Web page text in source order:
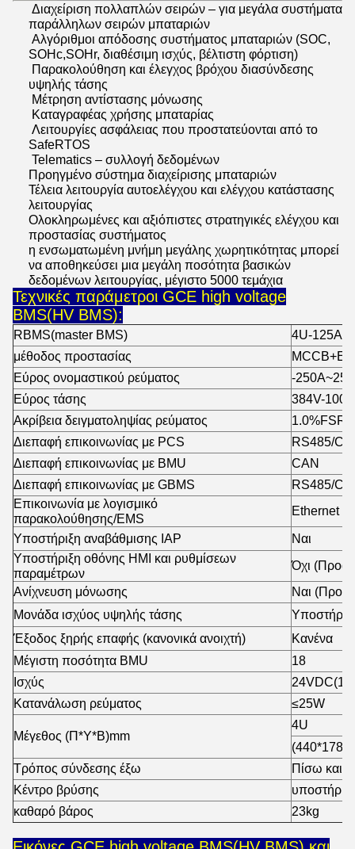
Διαχείριση πολλαπλών σειρών – για μεγάλα συστήματα
παράλληλων σειρών μπαταριών
Αλγόριθμοι απόδοσης συστήματος μπαταριών (SOC,
SOHc,SOHr, διαθέσιμη ισχύς, βέλτιστη φόρτιση)
Παρακολούθηση και έλεγχος βρόχου διασύνδεσης
υψηλής τάσης
Μέτρηση αντίστασης μόνωσης
Καταγραφέας χρήσης μπαταρίας
Λειτουργίες ασφάλειας που προστατεύονται από το
SafeRTOS
Telematics – συλλογή δεδομένων
Προηγμένο σύστημα διαχείρισης μπαταριών
Τέλεια λειτουργία αυτοελέγχου και ελέγχου κατάστασης
λειτουργίας
Ολοκληρωμένες και αξιόπιστες στρατηγικές ελέγχου και
προστασίας συστήματος
η ενσωματωμένη μνήμη μεγάλης χωρητικότητας μπορεί
να αποθηκεύσει μια μεγάλη ποσότητα βασικών
δεδομένων λειτουργίας, μέγιστο 5000 τεμάχια
Τεχνικές παράμετροι GCE high voltage
BMS(HV BMS):
RBMS(master BMS)
4U-125A/
μέθοδος προστασίας
Εύρος ονομαστικού ρεύματος
-
Εύρος τάσης
384V-
Ακρίβεια δειγματοληψίας ρεύματος
1.0%FSR
Διεπαφή επικοινωνίας με PCS
RS485/
Διεπαφή επικοινωνίας με BMU
CAN
Διεπαφή επικοινωνίας με GBMS
RS485/
Επικοινωνία με λογισμικό
παρακολούθησης/EMS
Ethernet
Υποστήριξη αναβάθμισης IAP
Ναι
Υποστήριξη οθόνης HMI και ρυθμίσεων
παραμέτρων
Όχι
Ανίχνευση μόνωσης
Ναι
Μονάδα ισχύος υψηλής τάσης
Έξοδος ξηρής επαφής (κανονικά ανοιχτή)
Κανένα
Μέγιστη ποσότητα BMU
18
Ισχύς
Κατανάλωση ρεύματος
≤25W
Μέγεθος (Π*Υ*Β)mm
4U
Τρόπος σύνδεσης έξω
Πίσω και
Κέντρο βρύσης
καθαρό βάρος
23kg